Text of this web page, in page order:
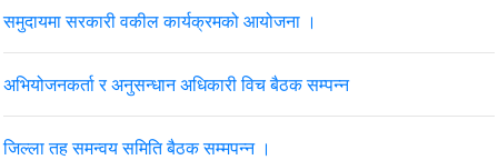
समुदायमा सरकारी वकील कार्यक्रमको आयोजना ।
अभियोजनकर्ता र अनुसन्धान अधिकारी विच बैठक सम्पन्न
जिल्ला तह समन्वय समिति बैठक सम्मपन्न ।